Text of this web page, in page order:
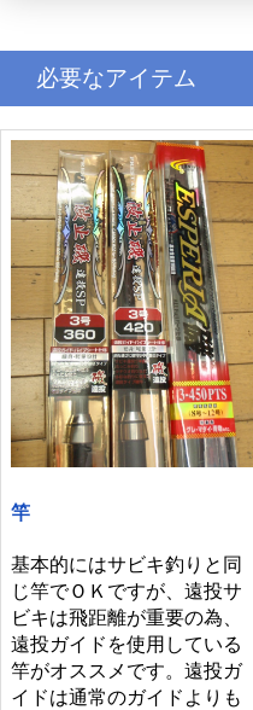
必要なアイテム
竿
基本的にはサビキ釣りと同
じ竿でＯＫですが、遠投サ
ビキは飛距離が重要の為、
遠投ガイドを使用している
竿がオススメです。遠投ガ
イドは通常のガイドよりも